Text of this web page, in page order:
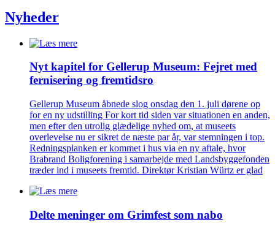
Nyheder
Nyt kapitel for Gellerup Museum: Fejret med
fernisering og fremtidsro
Gellerup Museum åbnede slog onsdag den 1. juli dørene op
for en ny udstilling For kort tid siden var situationen en anden,
men efter den utrolig glædelige nyhed om, at museets
overlevelse nu er sikret de næste par år, var stemningen i top.
Redningsplanken er kommet i hus via en ny aftale, hvor
Brabrand Boligforening i samarbejde med Landsbyggefonden
træder ind i museets fremtid. Direktør Kristian Würtz er glad
Delte meninger om Grimfest som nabo